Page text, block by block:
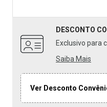
DESCONTO
Exclusivo para
Saiba Mais
Ver Desconto